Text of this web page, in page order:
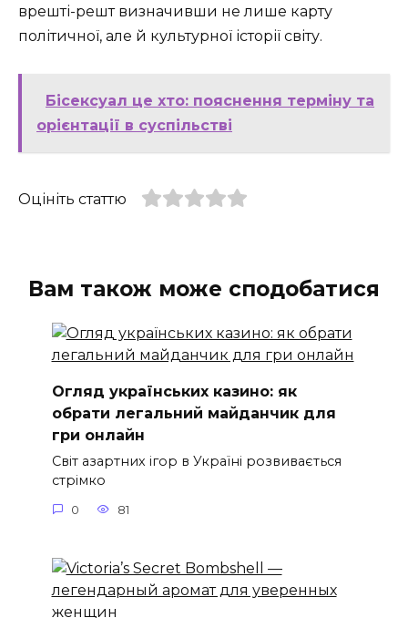
врешті-решт визначивши не лише карту
політичної, але й культурної історії світу.
Бісексуал це хто: пояснення терміну та
орієнтації в суспільстві
Оцініть статтю
Вам також може сподобатися
Огляд українських казино: як
обрати легальний майданчик для
гри онлайн
Світ азартних ігор в Україні розвивається
стрімко
0 81